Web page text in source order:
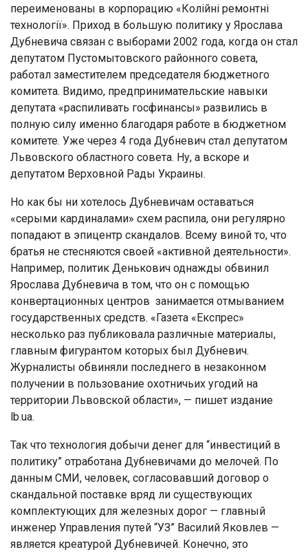
переименованы в корпорацию «Колійні ремонтні
технології». Приход в большую политику у Ярослава
Дубневича связан с выборами 2002 года, когда он стал
депутатом Пустомытовского районного совета,
работал заместителем председателя бюджетного
комитета. Видимо, предпринимательские навыки
депутата «распиливать госфинансы» развились в
полную силу именно благодаря работе в бюджетном
комитете. Уже через 4 года Дубневич стал депутатом
Львовского областного совета. Ну, а вскоре и
депутатом Верховной Рады Украины.
Но как бы ни хотелось Дубневичам оставаться
«серыми кардиналами» схем распила, они регулярно
попадают в эпицентр скандалов. Всему виной то, что
братья не стесняются своей «активной деятельности».
Например, политик Денькович однажды обвинил
Ярослава Дубневича в том, что он с помощью
конвертационных центров занимается отмыванием
государственных средств. «Газета «Експрес»
несколько раз публиковала различные материалы,
главным фигурантом которых был Дубневич.
Журналисты обвиняли последнего в незаконном
получении в пользование охотничьих угодий на
территории Львовской области», — пишет издание
lb.ua.
Так что технология добычи денег для “инвестиций в
политику” отработана Дубневичами до мелочей. По
данным СМИ, человек, согласовавший договор о
скандальной поставке вряд ли существующих
комплектующих для железных дорог — главный
инженер Управления путей “УЗ” Василий Яковлев —
является креатурой Дубневичей. Конечно, это